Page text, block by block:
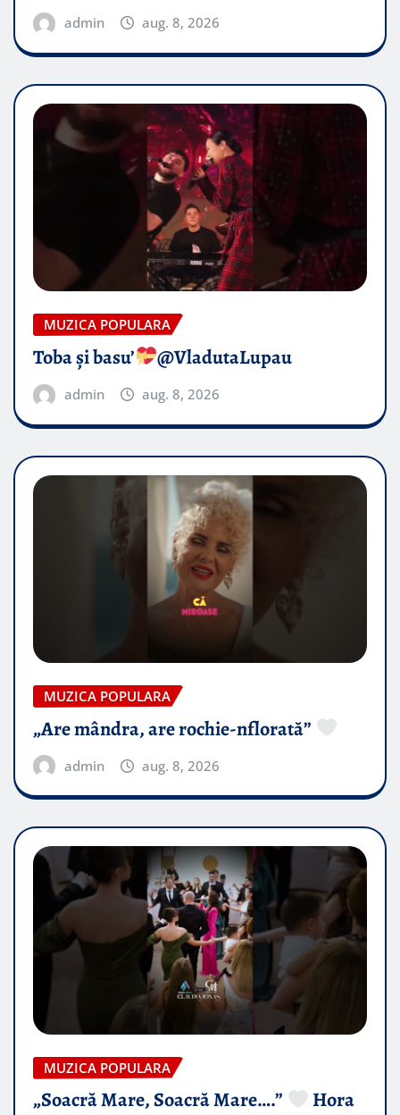
admin aug. 8, 2026
MUZICA POPULARA
Toba și basu’ @VladutaLupau
admin aug. 8, 2026
MUZICA POPULARA
„Are mândra, are rochie-nflorată”
admin aug. 8, 2026
MUZICA POPULARA
„Soacră Mare, Soacră Mare….”
Hora